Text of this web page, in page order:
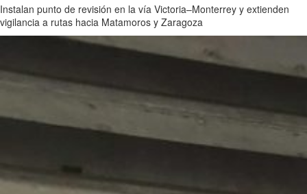
Instalan punto de revisión en la vía Victoria–Monterrey y extienden
vigilancia a rutas hacia Matamoros y Zaragoza